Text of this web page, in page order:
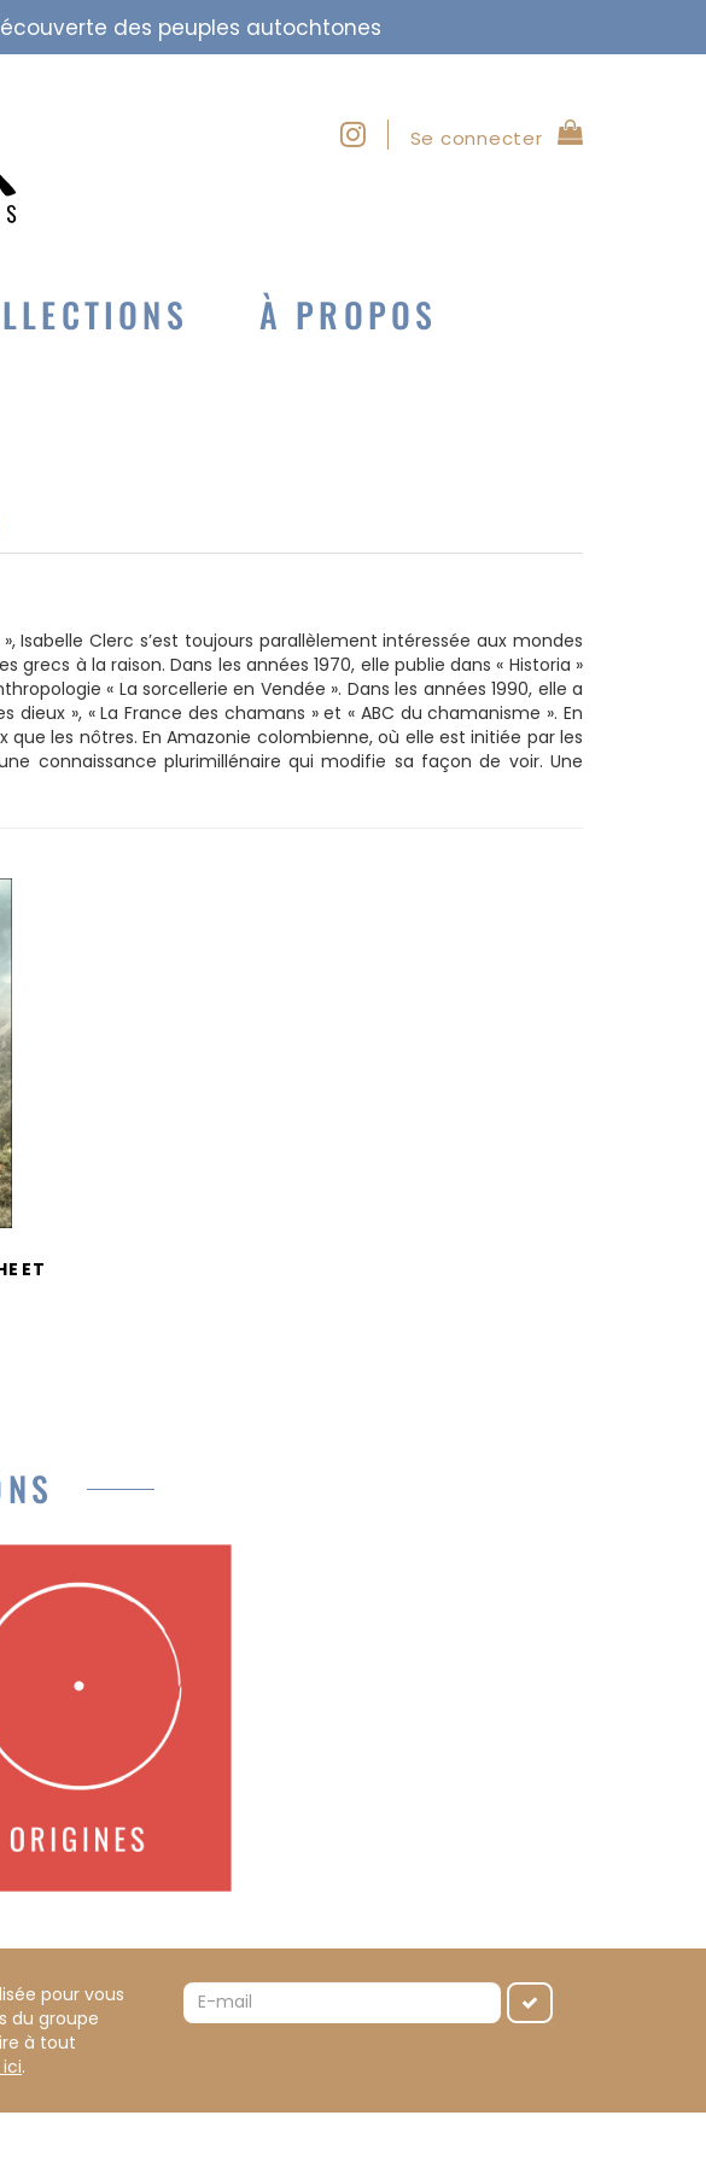
des peuples autochtones
Se connecter
À PROPOS
Isabelle Clerc s’est toujours parallèlement intéressée aux mondes
grecs à la raison. Dans les années 1970, elle publie dans « Historia »
« La sorcellerie en Vendée ». Dans les années 1990, elle a
», « La France des chamans » et « ABC du chamanisme ». En
que les nôtres. En Amazonie colombienne, où elle est initiée par les
connaissance plurimillénaire qui modifie sa façon de voir. Une
ET
pour vous
du groupe
à tout
.